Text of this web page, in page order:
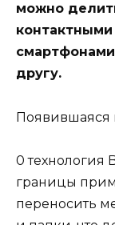
можно
другу.
Появившаяся
0 технология
границы
переносить